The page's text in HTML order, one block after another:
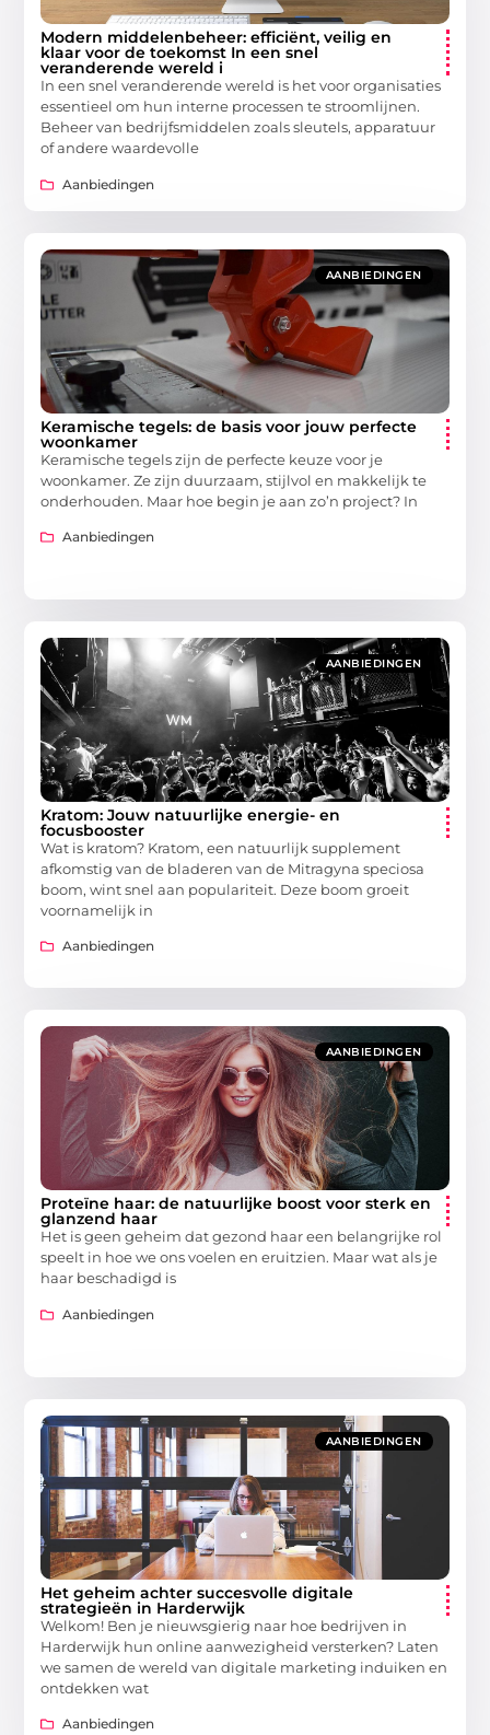
Modern middelenbeheer: efficiënt, veilig en
klaar voor de toekomst In een snel
veranderende wereld i
In een snel veranderende wereld is het voor organisaties
essentieel om hun interne processen te stroomlijnen.
Beheer van bedrijfsmiddelen zoals sleutels, apparatuur
of andere waardevolle
Aanbiedingen
AANBIEDINGEN
Keramische tegels: de basis voor jouw perfecte
woonkamer
Keramische tegels zijn de perfecte keuze voor je
woonkamer. Ze zijn duurzaam, stijlvol en makkelijk te
onderhouden. Maar hoe begin je aan zo’n project? In
Aanbiedingen
AANBIEDINGEN
Kratom: Jouw natuurlijke energie- en
focusbooster
Wat is kratom? Kratom, een natuurlijk supplement
afkomstig van de bladeren van de Mitragyna speciosa
boom, wint snel aan populariteit. Deze boom groeit
voornamelijk in
Aanbiedingen
AANBIEDINGEN
Proteïne haar: de natuurlijke boost voor sterk en
glanzend haar
Het is geen geheim dat gezond haar een belangrijke rol
speelt in hoe we ons voelen en eruitzien. Maar wat als je
haar beschadigd is
Aanbiedingen
AANBIEDINGEN
Het geheim achter succesvolle digitale
strategieën in Harderwijk
Welkom! Ben je nieuwsgierig naar hoe bedrijven in
Harderwijk hun online aanwezigheid versterken? Laten
we samen de wereld van digitale marketing induiken en
ontdekken wat
Aanbiedingen